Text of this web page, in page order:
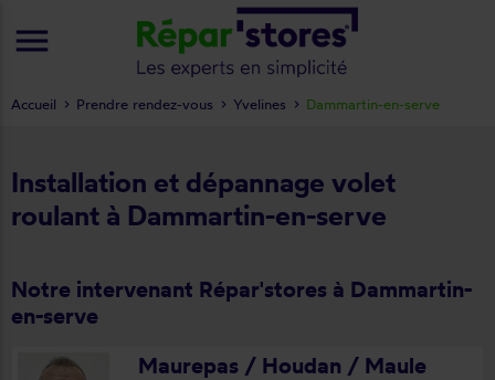
Installation et dépannage volet
roulant à Dammartin-en-serve
Notre intervenant Répar'stores à Dammartin-
en-serve
Maurepas / Houdan / Maule
Accueil Prendre rendez-vous Yvelines Dammartin-en-serve
menu